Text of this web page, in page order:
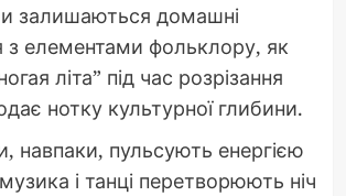
залишаються домашні
з елементами фольклору, як
літа” під час розрізання
нотку культурної глибини.
навпаки, пульсують енергією
і танці перетворюють ніч